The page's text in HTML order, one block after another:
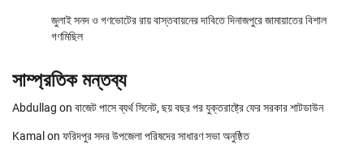
জুলাই সনদ ও গণভোটের রায় বাস্তবায়নের দাবিতে দিনাজপুরে জামায়াতের বিশাল
গণমিছিল
সাম্প্রতিক মন্তব্য
Abdullag on বাজেট পাসে ব্যর্থ সিনেট, ছয় বছর পর যুক্তরাষ্ট্রে ফের সরকার শাটডাউন
Kamal on ফরিদপুর সদর উপজেলা পরিষদের সাধারণ সভা অনুষ্ঠিত